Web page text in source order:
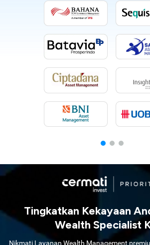
Tingkatkan Kekayaan
Wealth Specialist
Nikmati Layanan Wealth Management